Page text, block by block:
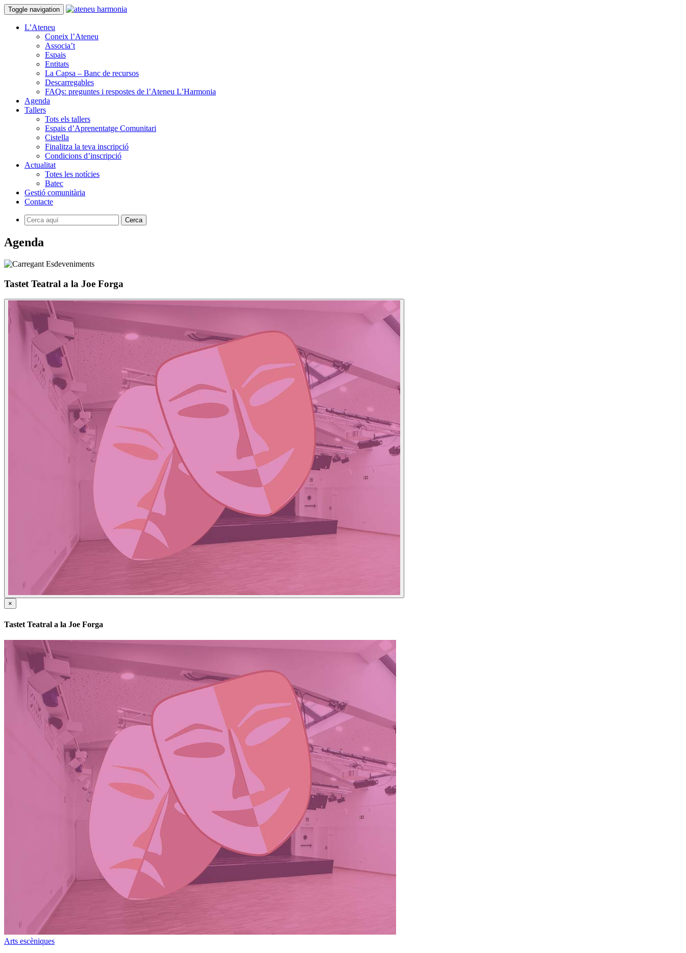
Toggle navigation
L’Ateneu
Coneix l’Ateneu
Associa’t
Espais
Entitats
La Capsa – Banc de recursos
Descarregables
FAQs: preguntes i respostes de l’Ateneu L’Harmonia
Agenda
Tallers
Tots els tallers
Espais d’Aprenentatge Comunitari
Cistella
Finalitza la teva inscripció
Condicions d’inscripció
Actualitat
Totes les notícies
Batec
Gestió comunitària
Contacte
Agenda
Tastet Teatral a la Joe Forga
×
Tastet Teatral a la Joe Forga
Arts escèniques